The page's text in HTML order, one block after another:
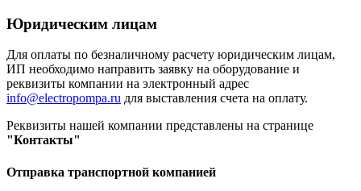
Юридическим лицам
Для оплаты по безналичному расчету юридическим лицам,
ИП необходимо направить заявку на оборудование и
реквизиты компании на электронный адрес
info@electropompa.ru для выставления счета на оплату.
Реквизиты нашей компании представлены на странице
"Контакты"
Отправка транспортной компанией